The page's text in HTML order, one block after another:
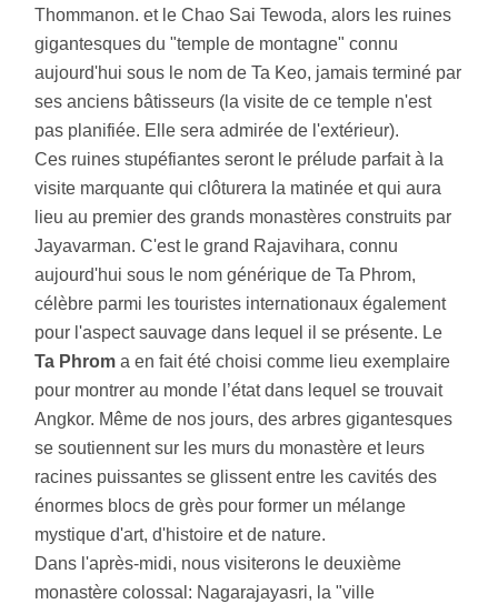
Thommanon. et le Chao Sai Tewoda, alors les ruines
gigantesques du "temple de montagne" connu
aujourd'hui sous le nom de Ta Keo, jamais terminé par
ses anciens bâtisseurs (la visite de ce temple n'est
pas planifiée. Elle sera admirée de l'extérieur).
Ces ruines stupéfiantes seront le prélude parfait à la
visite marquante qui clôturera la matinée et qui aura
lieu au premier des grands monastères construits par
Jayavarman. C'est le grand Rajavihara, connu
aujourd'hui sous le nom générique de Ta Phrom,
célèbre parmi les touristes internationaux également
pour l'aspect sauvage dans lequel il se présente. Le
Ta Phrom a en fait été choisi comme lieu exemplaire
pour montrer au monde l’état dans lequel se trouvait
Angkor. Même de nos jours, des arbres gigantesques
se soutiennent sur les murs du monastère et leurs
racines puissantes se glissent entre les cavités des
énormes blocs de grès pour former un mélange
mystique d'art, d'histoire et de nature.
Dans l'après-midi, nous visiterons le deuxième
monastère colossal: Nagarajayasri, la "ville